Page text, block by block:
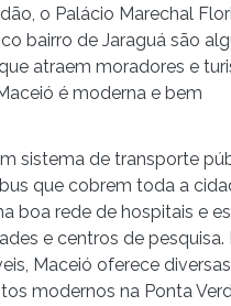
o Palácio Marechal
bairro de Jaraguá são
atraem moradores e
é moderna e bem
sistema de transporte
que cobrem toda a
boa rede de hospitais e
e centros de pesquisa.
Maceió oferece
modernos na Ponta